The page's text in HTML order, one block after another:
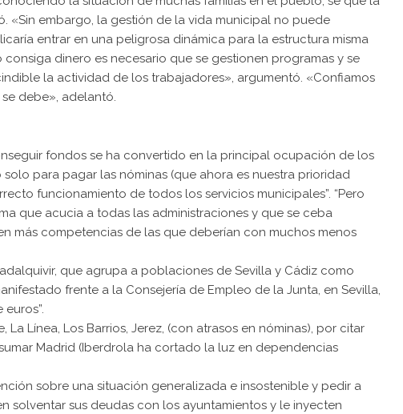
«Sin embargo, la gestión de la vida municipal no puede
entrar en una peligrosa dinámica para la estructura misma
dinero es necesario que se gestionen programas y se
la actividad de los trabajadores», argumentó. «Confiamos
debe», adelantó.
fondos se ha convertido en la principal ocupación de los
para pagar las nóminas (que ahora es nuestra prioridad
funcionamiento de todos los servicios municipales”. “Pero
que acucia a todas las administraciones y que se ceba
más competencias de las que deberían con muchos menos
que agrupa a poblaciones de Sevilla y Cádiz como
frente a la Consejería de Empleo de la Junta, en Sevilla,
Línea, Los Barrios, Jerez, (con atrasos en nóminas), por citar
Madrid (Iberdrola ha cortado la luz en dependencias
sobre una situación generalizada e insostenible y pedir a
solventar sus deudas con los ayuntamientos y le inyecten